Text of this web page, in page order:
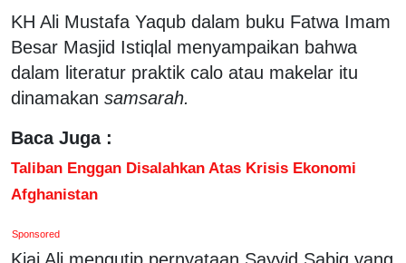
KH Ali Mustafa Yaqub dalam buku Fatwa Imam
Besar Masjid Istiqlal menyampaikan bahwa
dalam literatur praktik calo atau makelar itu
dinamakan samsarah.
Baca Juga :
Taliban Enggan Disalahkan Atas Krisis Ekonomi
Afghanistan
Sponsored